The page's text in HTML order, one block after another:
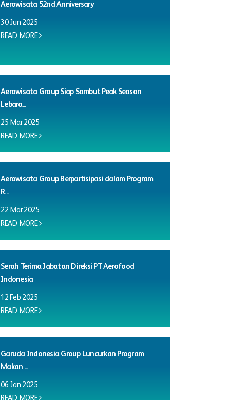
Aerowisata 52nd Anniversary
30 Jun 2025
READ MORE
Aerowisata Group Siap Sambut Peak Season
Lebara...
25 Mar 2025
READ MORE
Aerowisata Group Berpartisipasi dalam Program
R...
22 Mar 2025
READ MORE
Serah Terima Jabatan Direksi PT Aerofood
Indonesia
12 Feb 2025
READ MORE
Garuda Indonesia Group Luncurkan Program
Makan ...
06 Jan 2025
READ MORE